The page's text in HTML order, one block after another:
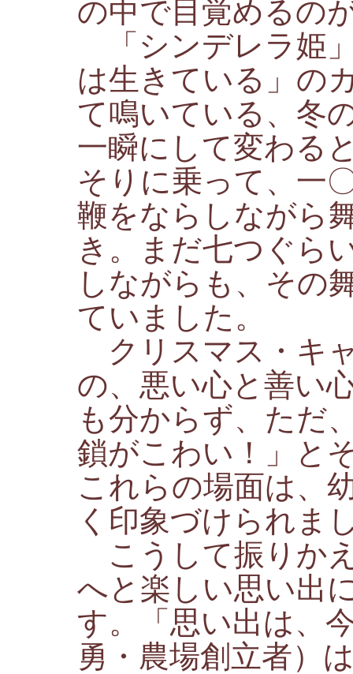
の中で目覚めるの
「シンデレラ姫
は生きている」の
て鳴いている、冬
一瞬にして変わる
そりに乗って、一
鞭をならしながら
き。まだ七つぐら
しながらも、その
ていました。
クリスマス・キ
の、悪い心と善い
も分からず、ただ
鎖がこわい！」と
これらの場面は、
く印象づけられま
こうして振りか
へと楽しい思い出
す。「思い出は、
勇・農場創立者）